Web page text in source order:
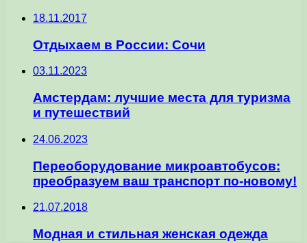
18.11.2017
Отдыхаем в России: Сочи
03.11.2023
Амстердам: лучшие места для туризма
и путешествий
24.06.2023
Переоборудование микроавтобусов:
преобразуем ваш транспорт по-новому!
21.07.2018
Модная и стильная женская одежда